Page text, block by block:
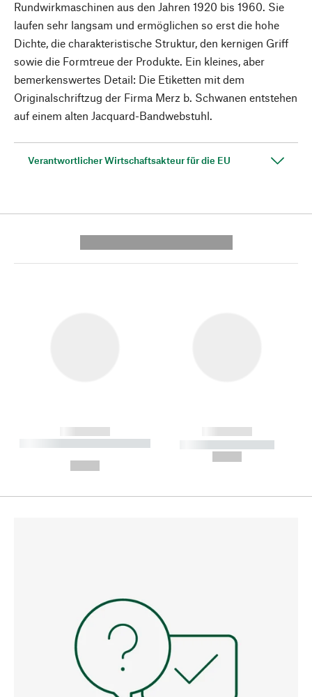
Rundwirkmaschinen aus den Jahren 1920 bis 1960. Sie
laufen sehr langsam und ermöglichen so erst die hohe
Dichte, die charakteristische Struktur, den kernigen Griff
sowie die Formtreue der Produkte. Ein kleines, aber
bemerkenswertes Detail: Die Etiketten mit dem
Originalschriftzug der Firma Merz b. Schwanen entstehen
auf einem alten Jacquard-Bandwebstuhl.
Verantwortlicher Wirtschaftsakteur für die EU
------------
----------- ----------- --------
------------
----------- -----------